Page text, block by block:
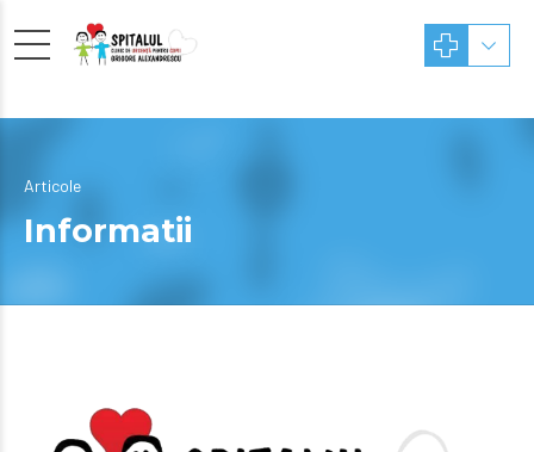
Articole
Informatii